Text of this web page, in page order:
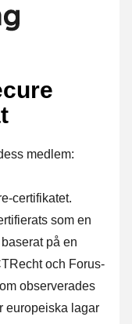
medlem:
certifikatet.
som en
på en
och Forus-
observerades
europeiska lagar